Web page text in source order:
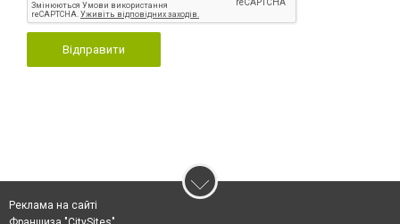
Відправити
Реклама на сайті